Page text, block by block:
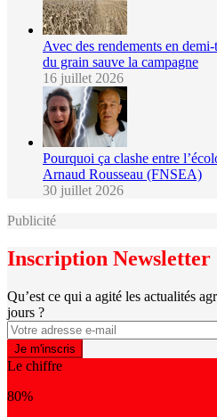
Avec des rendements en
du grain sauve la campagne
16 juillet 2026
Pourquoi ça clashe entre
Arnaud Rousseau (FNSEA)
30 juillet 2026
Publicité
Inscription Newsletter
Qu’est ce qui a agité les actualités
jours ?
Le chiffre
80%